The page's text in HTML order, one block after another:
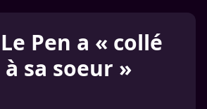
Pen a « collé
sa soeur »